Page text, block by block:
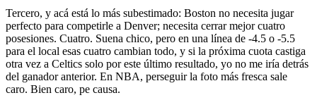
Tercero, y acá está lo más subestimado: Boston no necesita jugar
perfecto para competirle a Denver; necesita cerrar mejor cuatro
posesiones. Cuatro. Suena chico, pero en una línea de -4.5 o -5.5
para el local esas cuatro cambian todo, y si la próxima cuota castiga
otra vez a Celtics solo por este último resultado, yo no me iría detrás
del ganador anterior. En NBA, perseguir la foto más fresca sale
caro. Bien caro, pe causa.